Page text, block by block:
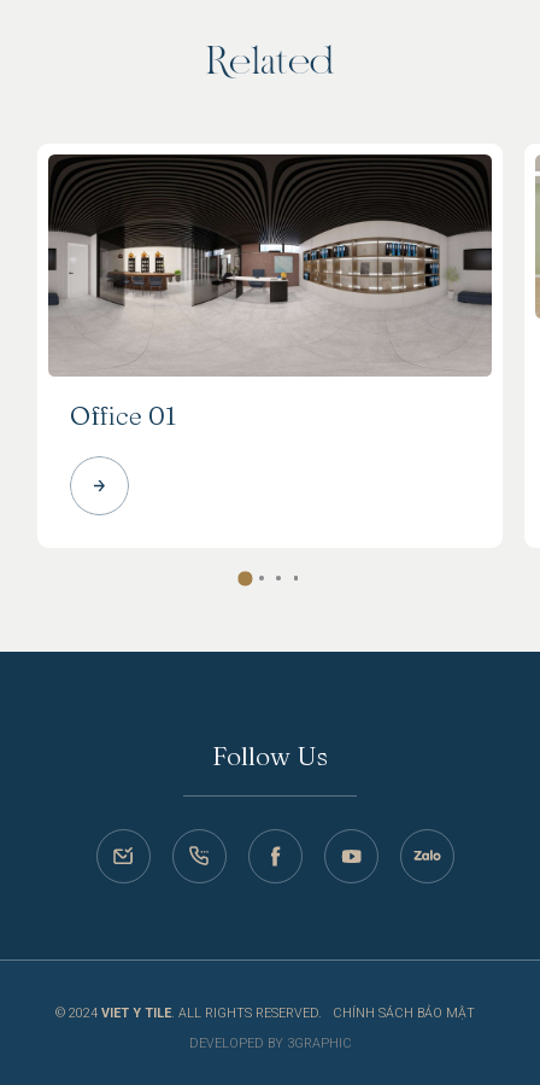
Related
Office 01
Follow Us
© 2024 VIET Y TILE. ALL RIGHTS RESERVED. CHÍNH SÁCH BẢO MẬT
DEVELOPED BY 3GRAPHIC